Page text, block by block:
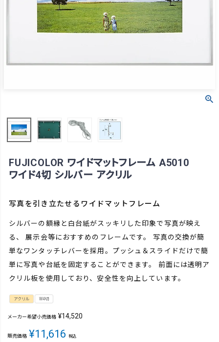
FUJICOLOR ワイドマットフレーム A5010
ワイド4切 シルバー アクリル
写真を引き立たせるワイドマットフレーム
シルバーの額縁と白台紙がスッキリした印象で写真が映え
る、 展示会等におすすめのフレームです。 写真の交換が簡
単なワンタッチレバーを採用。プッシュ＆スライドだけで簡
単に写真や台紙を固定することができます。 前面には透明ア
クリル板を使用しており、安全性を向上しています。
アクリル W4切
メーカー希望小売価格 ¥14,520
販売価格 ¥11,616 税込